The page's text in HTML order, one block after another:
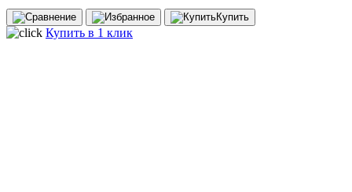
Купить
Купить в 1 клик